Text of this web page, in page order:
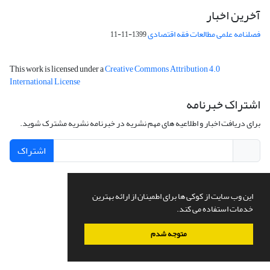
این وب سایت از کوکی ها برای اطمینان از ارائه بهترین
خدمات استفاده می کند.
متوجه شدم
آخرین اخبار
فصلنامه علمی مطالعات فقه اقتصادی1399-11-11
This work is licensed under aCreative Commons Attribution 4.0
International License
اشتراک خبرنامه
برای دریافت اخبار و اطلاعیه های مهم نشریه در خبرنامه نشریه مشترک شوید.
اشتراک
سامانه مدیریت نشریات علمی.طراحی و پیاده سازی ازسیناوب